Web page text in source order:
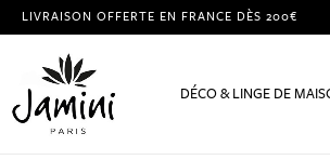
LIVRAISON OFFERTE EN FRANCE DÈS 200€
DÉCO & LINGE DE